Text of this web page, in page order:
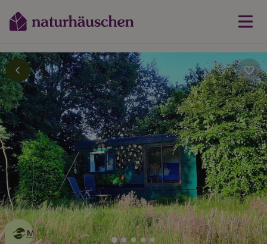
Dies ist ein
umweltschonendes
Naturhäuschen
Mehr erfahren